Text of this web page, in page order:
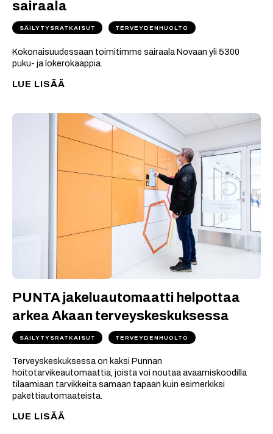
sairaala
SÄILYTYSRATKAISUT TERVEYDENHUOLTO
Kokonaisuudessaan toimitimme sairaala Novaan yli 5300
puku- ja lokerokaappia.
LUE LISÄÄ
PUNTA jakeluautomaatti helpottaa
arkea Akaan terveyskeskuksessa
SÄILYTYSRATKAISUT TERVEYDENHUOLTO
Terveyskeskuksessa on kaksi Punnan
hoitotarvikeautomaattia, joista voi noutaa avaamiskoodilla
tilaamiaan tarvikkeita samaan tapaan kuin esimerkiksi
pakettiautomaateista.
LUE LISÄÄ